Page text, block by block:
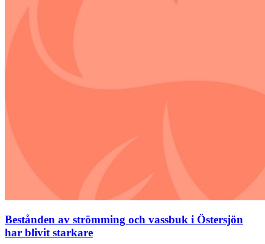
Bestånden av strömming och vassbuk i Östersjön
har blivit starkare